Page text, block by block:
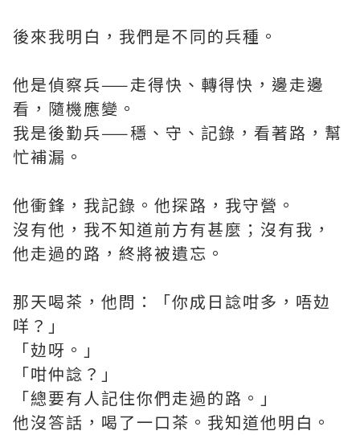
後來我明白，我們是不同的兵種。
他是偵察兵——走得快、轉得快，邊走邊
看，隨機應變。
我是後勤兵——穩、守、記錄，看著路，幫
忙補漏。
他衝鋒，我記錄。他探路，我守營。
沒有他，我不知道前方有甚麼；沒有我，
他走過的路，終將被遺忘。
那天喝茶，他問：「你成日諗咁多，唔攰
咩？」
「攰呀。」
「咁仲諗？」
「總要有人記住你們走過的路。」
他沒答話，喝了一口茶。我知道他明白。